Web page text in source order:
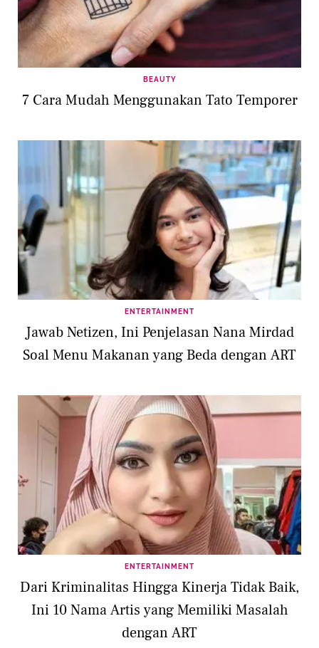
BEAUTY
7 Cara Mudah Menggunakan Tato Temporer
ENTERTAINMENT
Jawab Netizen, Ini Penjelasan Nana Mirdad
Soal Menu Makanan yang Beda dengan ART
ENTERTAINMENT
Dari Kriminalitas Hingga Kinerja Tidak Baik,
Ini 10 Nama Artis yang Memiliki Masalah
dengan ART